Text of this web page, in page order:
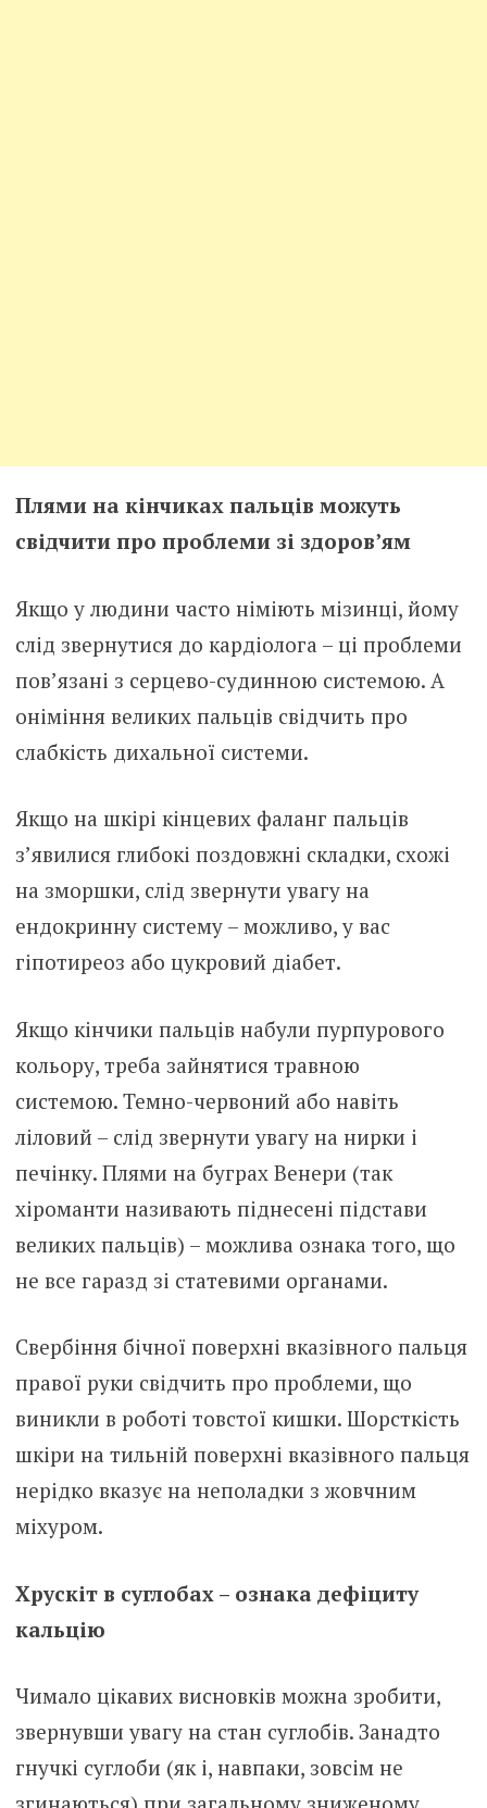
Плями на кінчиках пальців можуть
свідчити про проблеми зі здоров’ям
Якщо у людини часто німіють мізинці, йому
слід звернутися до кардіолога – ці проблеми
пов’язані з серцево-судинною системою. А
оніміння великих пальців свідчить про
слабкість дихальної системи.
Якщо на шкірі кінцевих фаланг пальців
з’явилися глибокі поздовжні складки, схожі
на зморшки, слід звернути увагу на
ендокринну систему – можливо, у вас
гіпотиреоз або цукровий діабет.
Якщо кінчики пальців набули пурпурового
кольору, треба зайнятися травною
системою. Темно-червоний або навіть
ліловий – слід звернути увагу на нирки і
печінку. Плями на буграх Венери (так
хіроманти називають піднесені підстави
великих пальців) – можлива ознака того, що
не все гаразд зі статевими органами.
Свербіння бічної поверхні вказівного пальця
правої руки свідчить про проблеми, що
виникли в роботі товстої кишки. Шорсткість
шкіри на тильній поверхні вказівного пальця
нерідко вказує на неполадки з жовчним
міхуром.
Хрускіт в суглобах – ознака дефіциту
кальцію
Чимало цікавих висновків можна зробити,
звернувши увагу на стан суглобів. Занадто
гнучкі суглоби (як і, навпаки, зовсім не